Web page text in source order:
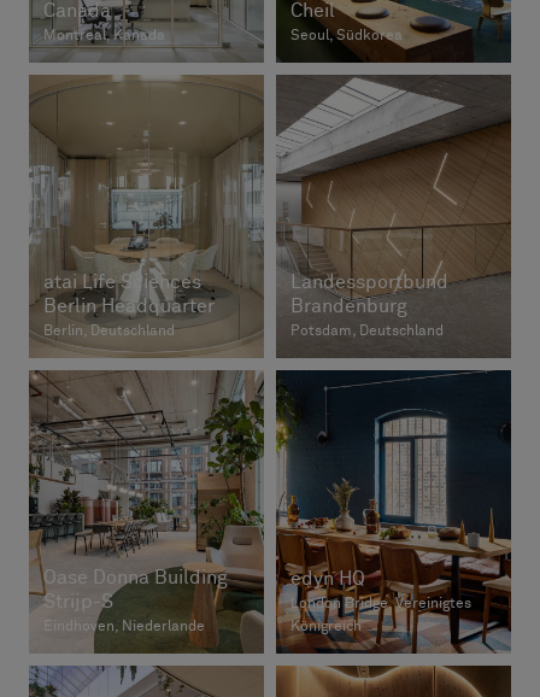
Canada
Montreal, Kanada
Cheil
Seoul, Südkorea
atai Life Sciences
Berlin Headquarter
Berlin, Deutschland
Landessportbund
Brandenburg
Potsdam, Deutschland
Oase Donna Building
Strijp-S
Eindhoven, Niederlande
edyn HQ
London Bridge, Vereinigtes
Königreich